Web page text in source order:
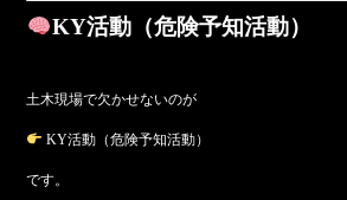
KY活動（危険予知活動）
土木現場で欠かせないのが
KY活動（危険予知活動）
です。